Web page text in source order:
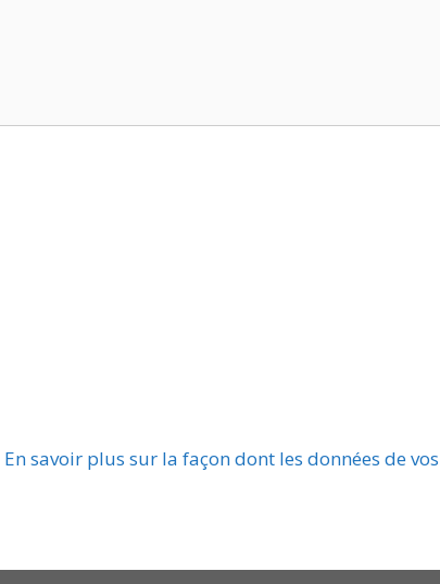
En savoir plus sur la façon dont les données de vos